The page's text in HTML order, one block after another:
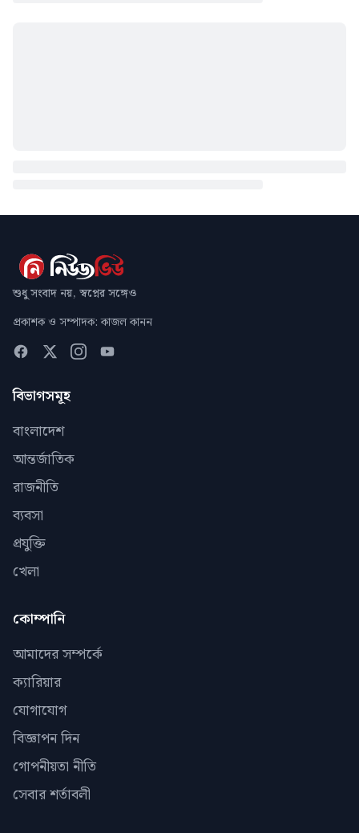
শুধু সংবাদ নয়, স্বপ্নের সঙ্গেও
প্রকাশক ও সম্পাদক: কাজল কানন
বিভাগসমূহ
বাংলাদেশ
আন্তর্জাতিক
রাজনীতি
ব্যবসা
প্রযুক্তি
খেলা
কোম্পানি
আমাদের সম্পর্কে
ক্যারিয়ার
যোগাযোগ
বিজ্ঞাপন দিন
গোপনীয়তা নীতি
সেবার শর্তাবলী